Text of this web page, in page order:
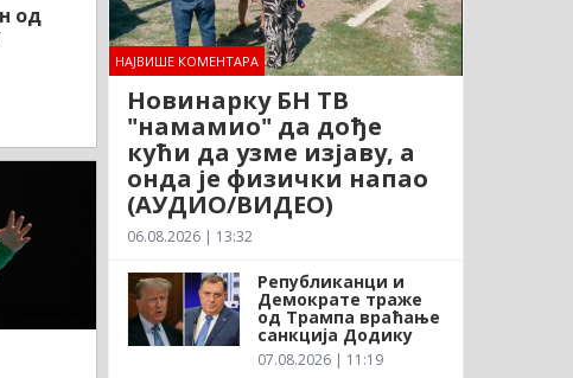
од
НАЈВИШЕ КОМЕНТАРА
Новинарку БН ТВ
"намамио" да дође
кући да узме изјаву, а
онда је физички напао
(АУДИО/ВИДЕО)
06.08.2026 | 13:32
Републиканци и
Демократе траже
од Трампа враћање
санкција Додику
07.08.2026 | 11:19